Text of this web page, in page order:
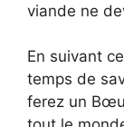
viande ne
En suivant
temps de
ferez un